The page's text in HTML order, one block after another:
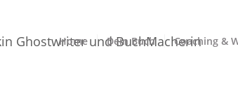
Home Dein Buch Coaching &